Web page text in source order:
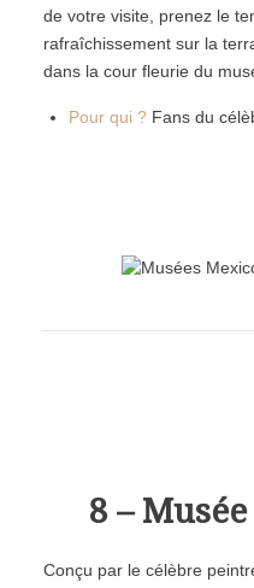
de votre visite, prenez le
rafraîchissement sur la
dans la cour fleurie du
Pour qui ?Fans du
8 –
Conçu par le célèbre